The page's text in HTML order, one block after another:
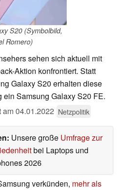
S20 (Symbolbild,
Romero)
sehen sich aktuell mit
Aktion konfrontiert. Statt
Galaxy S20 erhalten diese
Samsung Galaxy S20 FE.
am04.01.2022 Netzpolitik
Unsere große Umfrage zur
bei Laptops und
2026
verkünden, mehr als